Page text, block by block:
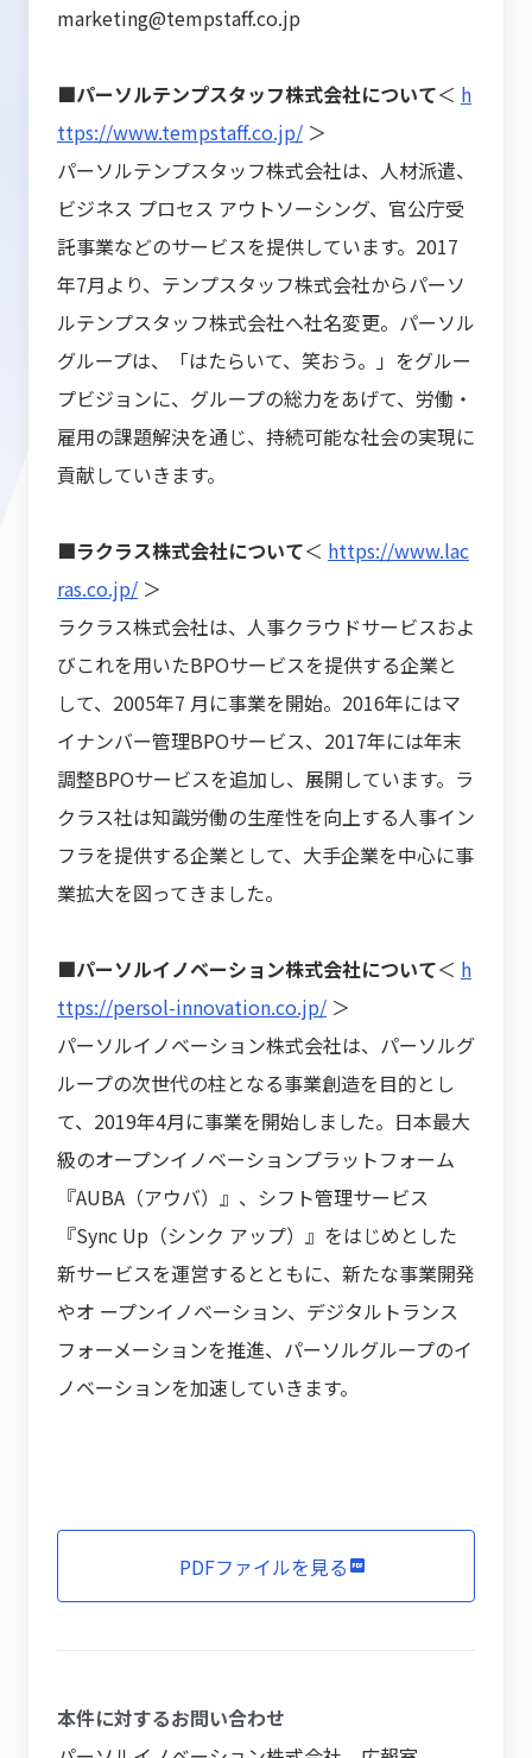
marketing@tempstaff.co.jp
■パーソルテンプスタッフ株式会社について＜ h
ttps://www.tempstaff.co.jp/ ＞
パーソルテンプスタッフ株式会社は、人材派遣、
ビジネス プロセス アウトソーシング、官公庁受
託事業などのサービスを提供しています。2017
年7月より、テンプスタッフ株式会社からパーソ
ルテンプスタッフ株式会社へ社名変更。パーソル
グループは、「はたらいて、笑おう。」をグルー
プビジョンに、グループの総力をあげて、労働・
雇用の課題解決を通じ、持続可能な社会の実現に
貢献していきます。
■ラクラス株式会社について＜ https://www.lac
ras.co.jp/ ＞
ラクラス株式会社は、人事クラウドサービスおよ
びこれを用いたBPOサービスを提供する企業と
して、2005年7 月に事業を開始。2016年にはマ
イナンバー管理BPOサービス、2017年には年末
調整BPOサービスを追加し、展開しています。ラ
クラス社は知識労働の生産性を向上する人事イン
フラを提供する企業として、大手企業を中心に事
業拡大を図ってきました。
■パーソルイノベーション株式会社について＜ h
ttps://persol-innovation.co.jp/ ＞
パーソルイノベーション株式会社は、パーソルグ
ループの次世代の柱となる事業創造を目的とし
て、2019年4月に事業を開始しました。日本最大
級のオープンイノベーションプラットフォーム
『AUBA（アウバ）』、シフト管理サービス
『Sync Up（シンク アップ）』をはじめとした
新サービスを運営するとともに、新たな事業開発
やオ ープンイノベーション、デジタルトランス
フォーメーションを推進、パーソルグループのイ
ノベーションを加速していきます。
PDFファイルを見る
本件に対するお問い合わせ